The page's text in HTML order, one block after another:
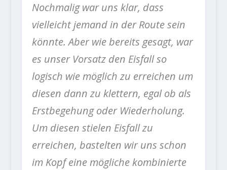
Nochmalig war uns klar, dass
vielleicht jemand in der Route sein
könnte. Aber wie bereits gesagt, war
es unser Vorsatz den Eisfall so
logisch wie möglich zu erreichen um
diesen dann zu klettern, egal ob als
Erstbegehung oder Wiederholung.
Um diesen stielen Eisfall zu
erreichen, bastelten wir uns schon
im Kopf eine mögliche kombinierte